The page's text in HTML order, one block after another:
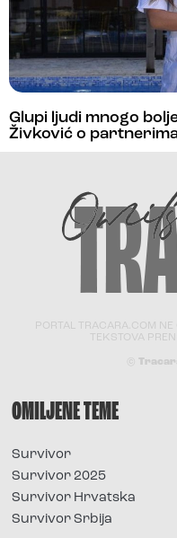
Glupi ljudi mnogo
Živković o
PORTAL TRACARA.COM
TEKSTOVA
©
OMILJENE TEME
Survivor
Survivor 2025
Survivor Hrvatska
Survivor Srbija